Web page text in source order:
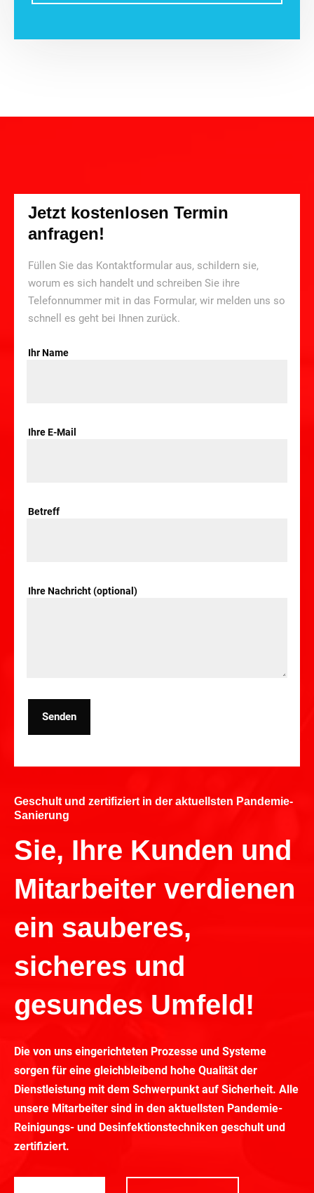
Jetzt kostenlosen Termin
anfragen!
Füllen Sie das Kontaktformular aus, schildern sie,
worum es sich handelt und schreiben Sie ihre
Telefonnummer mit in das Formular, wir melden uns so
schnell es geht bei Ihnen zurück.
Ihr Name
Ihre E-Mail
Betreff
Ihre Nachricht (optional)
Senden
Geschult und zertifiziert in der aktuellsten Pandemie-
Sanierung
Sie, Ihre Kunden und
Mitarbeiter verdienen
ein sauberes,
sicheres und
gesundes Umfeld!
Die von uns eingerichteten Prozesse und Systeme
sorgen für eine gleichbleibend hohe Qualität der
Dienstleistung mit dem Schwerpunkt auf Sicherheit. Alle
unsere Mitarbeiter sind in den aktuellsten Pandemie-
Reinigungs- und Desinfektionstechniken geschult und
zertifiziert.